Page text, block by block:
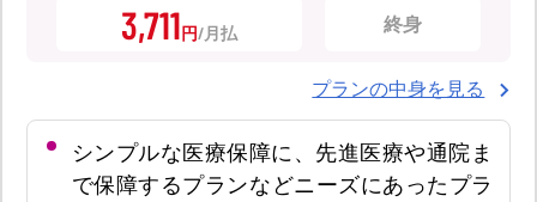
3,711円 終身
プランの中身を見る
シンプルな医療保障に、先進医療や通院ま
で保障するプランなどニーズにあったプラ